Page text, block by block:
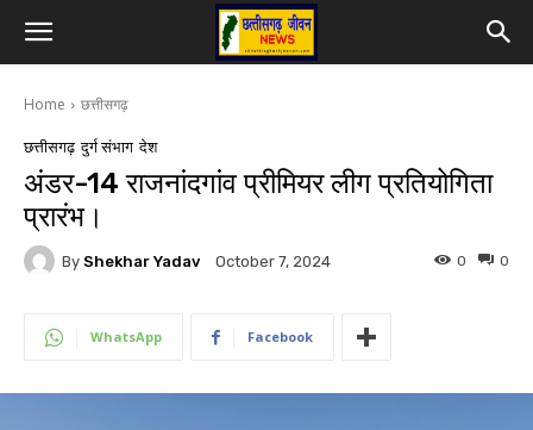
Home छत्तीसगढ़
छत्तीसगढ़ दुर्ग संभाग देश
अंडर-14 राजनांदगांव प्रीमियर लीग प्रतियोगिता
प्रारंभ।
By Shekhar Yadav October 7, 2024 0
0
WhatsApp Facebook